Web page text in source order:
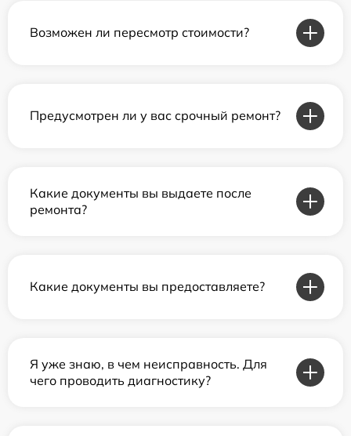
Возможен ли пересмотр стоимости?
Предусмотрен ли у вас срочный ремонт?
Какие документы вы выдаете после
ремонта?
Какие документы вы предоставляете?
Я уже знаю, в чем неисправность. Для
чего проводить диагностику?